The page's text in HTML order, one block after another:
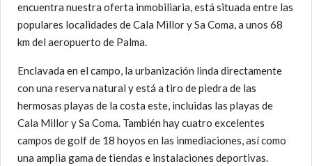
encuentra nuestra oferta inmobiliaria, está situada entre las
populares localidades de Cala Millor y Sa Coma, a unos 68
km del aeropuerto de Palma.
Enclavada en el campo, la urbanización linda directamente
con una reserva natural y está a tiro de piedra de las
hermosas playas de la costa este, incluidas las playas de
Cala Millor y Sa Coma. También hay cuatro excelentes
campos de golf de 18 hoyos en las inmediaciones, así como
una amplia gama de tiendas e instalaciones deportivas.